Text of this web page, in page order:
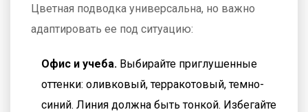
Цветная подводка универсальна, но важно
адаптировать ее под ситуацию:
Офис и учеба. Выбирайте приглушенные
оттенки: оливковый, терракотовый, темно-
синий. Линия должна быть тонкой. Избегайте